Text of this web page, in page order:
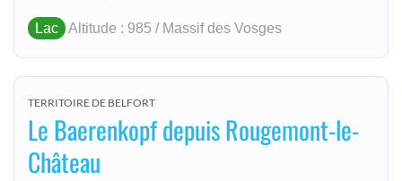
Lac Altitude : 985 / Massif des Vosges
TERRITOIRE DE BELFORT
Le Baerenkopf depuis Rougemont-le-
Château